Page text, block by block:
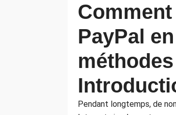
PayPal
Pendant longtemps, de